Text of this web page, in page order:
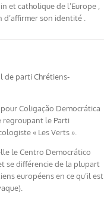
et catholique de l’Europe ,
son identité .
de parti Chrétiens-
Coligação Democrática
regroupant le Parti
« Les Verts ».
le Centro Democrático
se différencie de la plupart
européens en ce qu’il est